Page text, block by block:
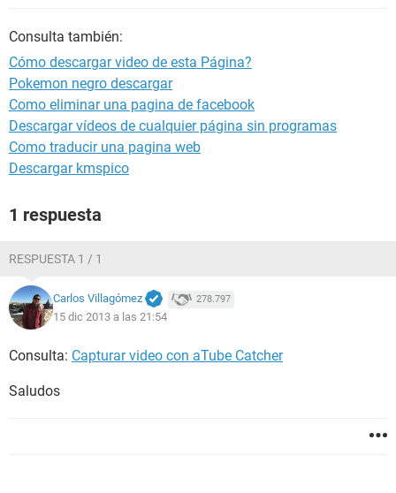
Consulta también:
Cómo descargar video de esta Página?
Pokemon negro descargar
Como eliminar una pagina de facebook
Descargar vídeos de cualquier página sin programas
Como traducir una pagina web
Descargar kmspico
1 respuesta
RESPUESTA 1 / 1
Carlos Villagómez 278.797
15 dic 2013 a las 21:54
Consulta: Capturar video con aTube Catcher
Saludos